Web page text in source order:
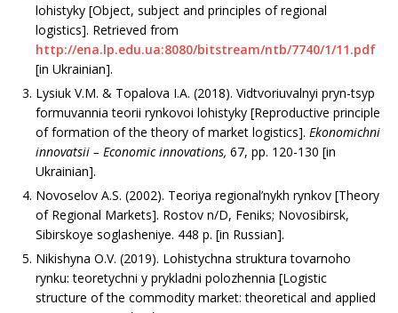
lohistyky [Object, subject and principles of regional
logistics]. Retrieved from
http://ena.lp.edu.ua:8080/bitstream/ntb/7740/1/11.pdf
[in Ukrainian].
Lysіuk V.M. & Topalova I.A. (2018). Vidtvoriuvalnyi pryn-tsyp
formuvannia teorii rynkovoi lohistyky [Reproductive principle
of formation of the theory of market logistics]. Ekonomichni
innovatsii – Economic innovations, 67, рр. 120-130 [in
Ukrainian].
Novoselov A.S. (2002). Teoriya regional’nykh rynkov [Theory
of Regional Markets]. Rostov n/D, Feniks; Novosibirsk,
Sibirskoye soglasheniye. 448 р. [in Russian].
Nikishyna O.V. (2019). Lohistychna struktura tovarnoho
rynku: teoretychni y prykladni polozhennia [Logistic
structure of the commodity market: theoretical and applied